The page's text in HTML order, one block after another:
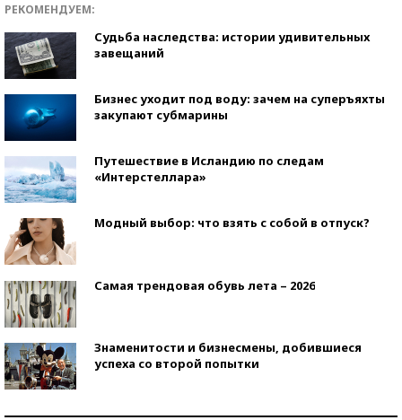
РЕКОМЕНДУЕМ:
Судьба наследства: истории удивительных
завещаний
Бизнес уходит под воду: зачем на суперъяхты
закупают субмарины
Путешествие в Исландию по следам
«Интерстеллара»
Модный выбор: что взять с собой в отпуск?
Самая трендовая обувь лета – 2026
Знаменитости и бизнесмены, добившиеся
успеха со второй попытки